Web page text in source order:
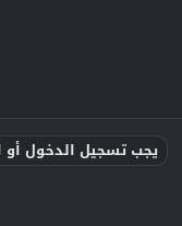
يجب تسجيل الدخول أو